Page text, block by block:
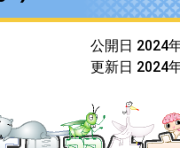
公開日 2024
更新日 2024